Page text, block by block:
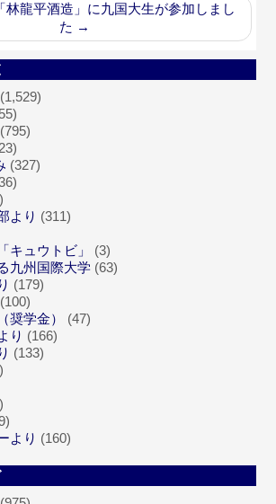
林龍平酒造」に九国大生が参加しまし
た →
(1,529)
(795)
(327)
より (311)
キュウトビ」
(3)
九州国際大学 (63)
(179)
(100)
奨学金）
(47)
り (166)
(133)
より (160)